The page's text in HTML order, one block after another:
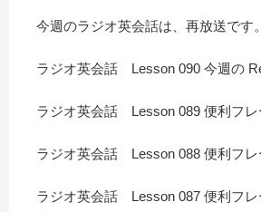
今週のラジオ英会話は、再放送です。
ラジオ英会話 Lesson 090 今週の
ラジオ英会話 Lesson 089 便利フ
ラジオ英会話 Lesson 088 便利フ
ラジオ英会話 Lesson 087 便利フ